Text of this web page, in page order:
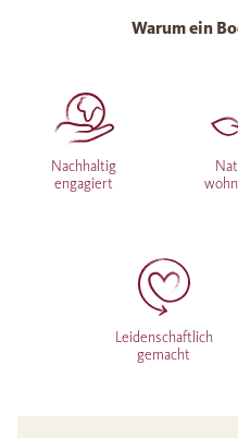
Warum ein
Nachhaltig
engagiert
Leidenschaftlich
gemacht